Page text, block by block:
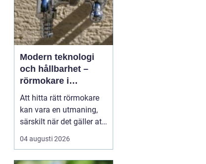
Modern teknologi
och hållbarhet –
rörmokare i
Jämtland
Att hitta rätt rörmokare
kan vara en utmaning,
särskilt när det gäller att
välja bland många
erbjudanden på en
04 augusti 2026